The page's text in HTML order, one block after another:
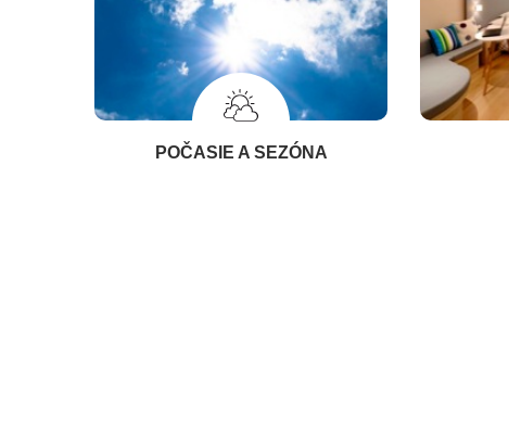
POČASIE A SEZÓNA